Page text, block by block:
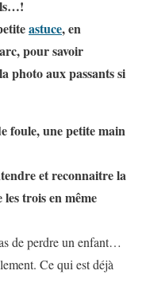
astuce, en
pour savoir
photo aux passants si
foule, une petite main
et reconnaitre la
trois en même
de perdre un enfant…
Ce qui est déjà